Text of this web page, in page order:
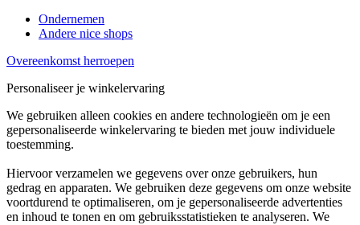
Ondernemen
Andere nice shops
Overeenkomst herroepen
Personaliseer je winkelervaring
We gebruiken alleen cookies en andere technologieën om je een
gepersonaliseerde winkelervaring te bieden met jouw individuele
toestemming.
Hiervoor verzamelen we gegevens over onze gebruikers, hun
gedrag en apparaten. We gebruiken deze gegevens om onze website
voortdurend te optimaliseren, om je gepersonaliseerde advertenties
en inhoud te tonen en om gebruiksstatistieken te analyseren. We